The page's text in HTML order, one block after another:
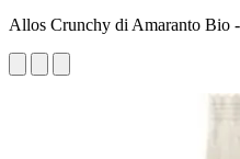
Allos Crunchy di Amaranto Bio